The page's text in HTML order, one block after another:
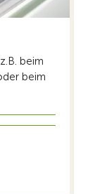
beim
beim